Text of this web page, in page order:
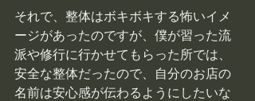
それで、整体はボキボキする怖いイメ
ージがあったのですが、僕が習った流
派や修行に行かせてもらった所では、
安全な整体だったので、自分のお店の
名前は安心感が伝わるようにしたいな